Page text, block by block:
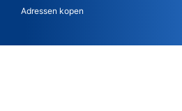
Adressen kopen